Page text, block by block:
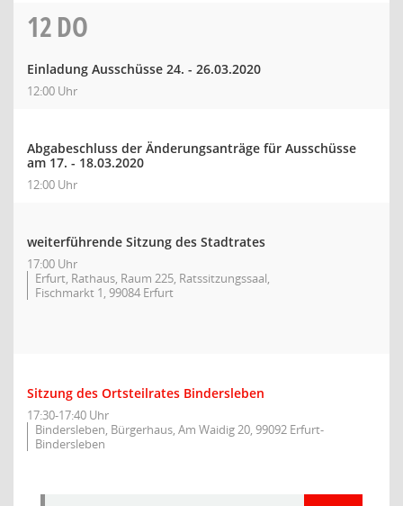
12DO
Einladung Ausschüsse 24. - 26.03.2020
12:00 Uhr
Abgabeschluss der Änderungsanträge für Ausschüsse
am 17. - 18.03.2020
12:00 Uhr
weiterführende Sitzung des Stadtrates
17:00 Uhr
Erfurt, Rathaus, Raum 225, Ratssitzungssaal,
Fischmarkt 1, 99084 Erfurt
Sitzung des Ortsteilrates Bindersleben
17:30-17:40 Uhr
Bindersleben, Bürgerhaus, Am Waidig 20, 99092 Erfurt-
Bindersleben